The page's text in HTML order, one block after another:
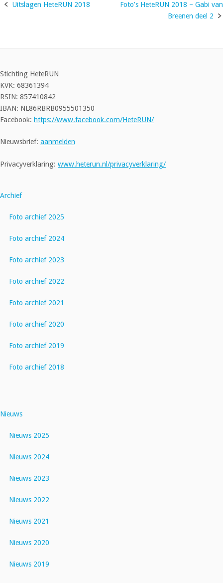
Bericht
Uitslagen HeteRUN 2018
Foto’s HeteRUN 2018 – Gabi van
Breenen deel 2
Stichting HeteRUN
KVK: 68361394
RSIN: 857410842
IBAN: NL86RBRB0955501350
Facebook: https://www.facebook.com/HeteRUN/
Nieuwsbrief: aanmelden
Privacyverklaring: www.heterun.nl/privacyverklaring/
Archief
Foto archief 2025
Foto archief 2024
Foto archief 2023
Foto archief 2022
Foto archief 2021
Foto archief 2020
Foto archief 2019
Foto archief 2018
Nieuws
Nieuws 2025
Nieuws 2024
Nieuws 2023
Nieuws 2022
Nieuws 2021
Nieuws 2020
Nieuws 2019